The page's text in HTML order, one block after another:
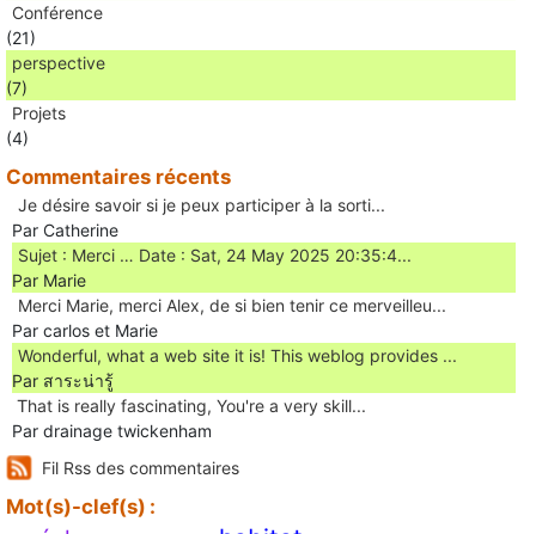
Conférence
(21)
perspective
(7)
Projets
(4)
Commentaires récents
Je désire savoir si je peux participer à la sorti...
Par Catherine
Sujet : Merci … Date : Sat, 24 May 2025 20:35:4...
Par Marie
Merci Marie, merci Alex, de si bien tenir ce merveilleu...
Par carlos et Marie
Wonderful, what a web site it is! This weblog provides ...
Par สาระน่ารู้
Ꭲhat is really fascinating, You'rе a very skill...
Par drainage twickenham
Fil Rss des commentaires
Mot(s)-clef(s) :